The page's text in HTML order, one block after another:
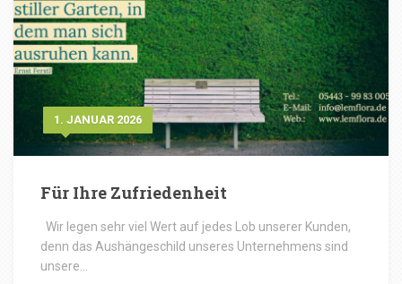
1. JANUAR 2026
Für Ihre Zufriedenheit
Wir legen sehr viel Wert auf jedes Lob unserer Kunden,
denn das Aushängeschild unseres Unternehmens sind
unsere…